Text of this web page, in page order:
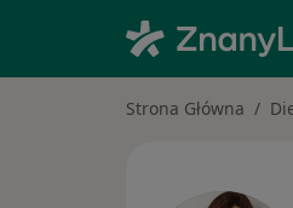
Strona Główna